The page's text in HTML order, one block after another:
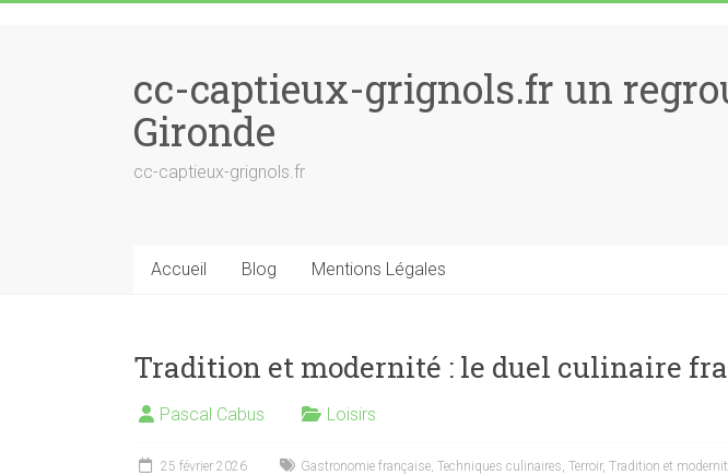
cc-captieux-grignols.fr un
Gironde
cc-captieux-grignols.fr
Accueil Blog Mentions Légales
Tradition et modernité : le duel culinaire
Pascal Cabus Loisirs
25 février 2026 Gastronomie française, Techniques culinaires, Terroir, Tradition et